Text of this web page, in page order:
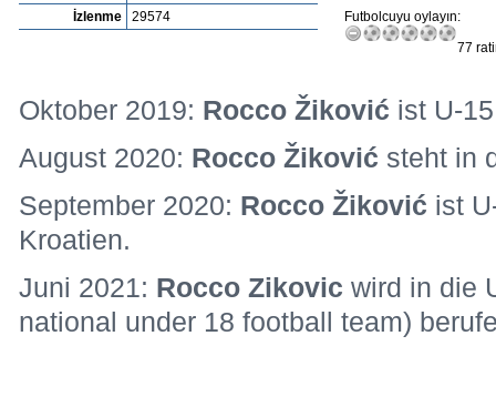
İzlenme
29574
Futbolcuyu oylayın:
77
Oktober 2019: Rocco Žiković ist U-
August 2020: Rocco Žiković steht in
September 2020: Rocco Žiković ist
Kroatien.
Juni 2021: Rocco Zikovicwird in die
national under 18 football team)